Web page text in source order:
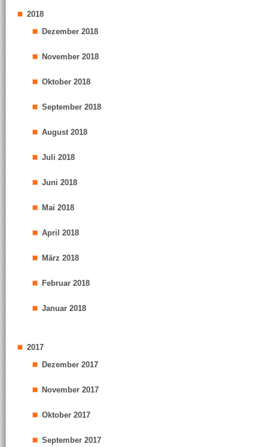
2018
Dezember 2018
November 2018
Oktober 2018
September 2018
August 2018
Juli 2018
Juni 2018
Mai 2018
April 2018
März 2018
Februar 2018
Januar 2018
2017
Dezember 2017
November 2017
Oktober 2017
September 2017